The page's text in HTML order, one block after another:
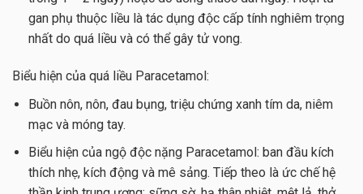
gan phụ thuộc liều là tác dụng độc cấp tính nghiêm trọng
nhất do quá liều và có thể gây tử vong.
Biểu hiện của quá liều Paracetamol:
Buồn nôn, nôn, đau bụng, triệu chứng xanh tím da, niêm
mạc và móng tay.
Biểu hiện của ngộ độc nặng Paracetamol: ban đầu kích
thích nhẹ, kích động và mê sảng. Tiếp theo là ức chế hệ